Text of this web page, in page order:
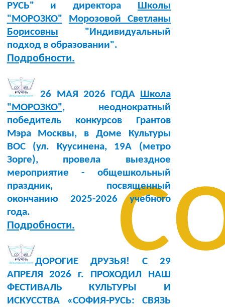
РУСЬ" и директора Школы
"МОРОЗКО"
Морозовой Светланы
Борисовны "Индивидуальный
подход в образовании".
Подробности.
26 МАЯ 2026 ГОДА Школа
"МОРОЗКО", неоднократный
победитель конкурсов Грантов
Мэра Москвы, в Доме Культуры
BOC (ул. Куусинена, 19А (метро
Зорге), провела выездное
мероприятие - общешкольный
праздник, посвященный
окончанию 2025-2026 учебного
года.
Подробности.
ДОРОГИЕ ДРУЗЬЯ! С 29
АПРЕЛЯ 2026 г. ПРОХОДИЛ НАШ
ФЕСТИВАЛЬ КУЛЬТУРЫ И
ИСКУССТВА «СОФИЯ-РУСЬ: СВЯЗЬ